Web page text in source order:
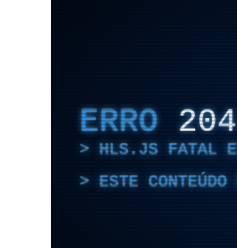
ERRO 204
HLS.JS FATAL
ESTE